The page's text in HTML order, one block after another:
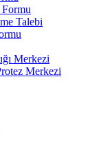
Talebi
Merkezi
Merkezi